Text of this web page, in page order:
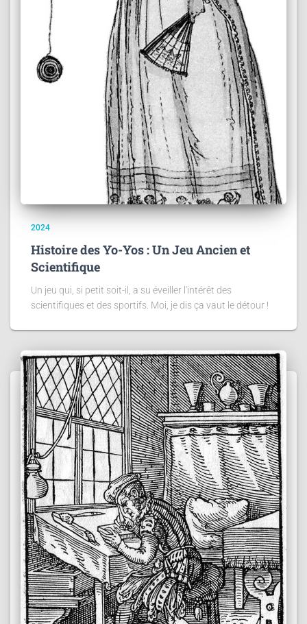
2024
Histoire des Yo-Yos : Un Jeu Ancien et
Scientifique
Un jeu qui, si petit soit-il, a su éveiller l'intérêt des
scientifiques et des sportifs. Moi, je dis ça vaut le détour !